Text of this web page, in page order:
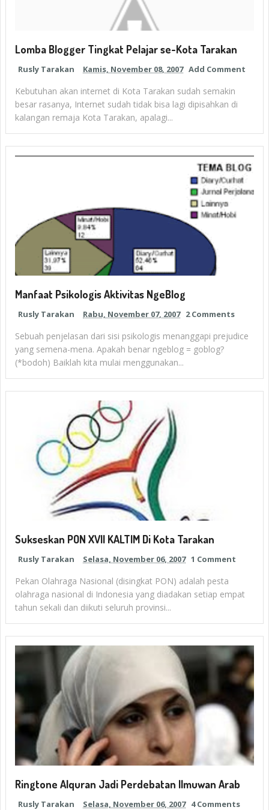
Lomba Blogger Tingkat Pelajar se-Kota Tarakan
Rusly Tarakan Kamis, November 08, 2007 Add Comment
Kebutuhan akan internet di Kota Tarakan sudah semakin
besar rasanya, Internet sudah tidak bisa lagi dipisahkan di
kalangan remaja Kota Tarakan, apalagi...
Manfaat Psikologis Aktivitas NgeBlog
Rusly Tarakan Rabu, November 07, 2007 2 Comments
Sebuah penjelasan dari sisi psikologis menanggapi prejudice
yang semena-mena. Apakah benar ngeblog = goblog?
(*bodoh) Baiklah kita mulai menggunakan...
Sukseskan PON XVII KALTIM Di Kota Tarakan
Rusly Tarakan Selasa, November 06, 2007 1 Comment
Pekan Olahraga Nasional (disingkat PON) adalah pesta
olahraga nasional di Indonesia yang diadakan setiap empat
tahun sekali dan diikuti seluruh provinsi...
Ringtone Alquran Jadi Perdebatan Ilmuwan Arab
Rusly Tarakan Selasa, November 06, 2007 4 Comments